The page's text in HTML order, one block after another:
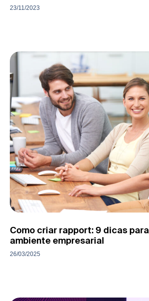
23/11/2023
Como criar rapport: 9 dicas
ambiente empresarial
26/03/2025